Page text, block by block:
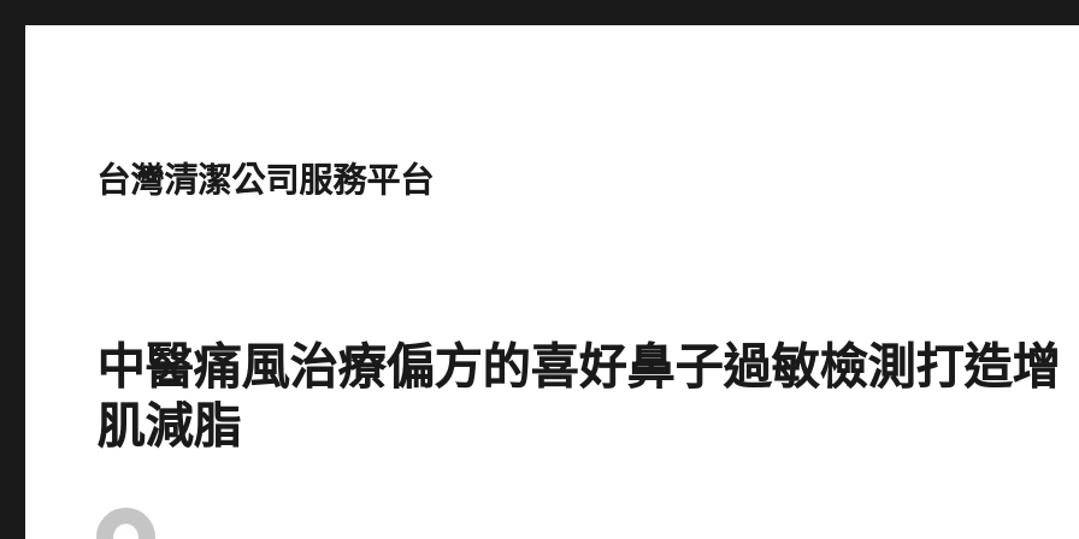
台灣清潔公司服務平台
中醫痛風治療偏方的喜好鼻子過敏檢測打造增
肌減脂